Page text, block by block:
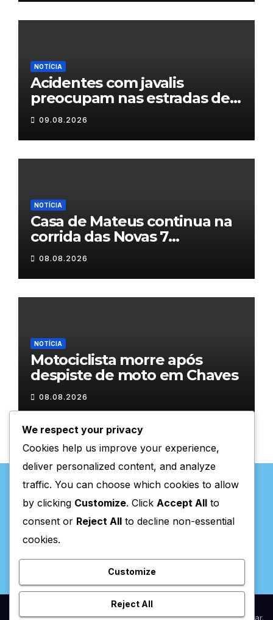
NOTÍCIA
Acidentes com javalis
preocupam nas estradas de
Trás-os-Montes
09.08.2026
NOTÍCIA
Casa de Mateus continua na
corrida das Novas 7
Maravilhas de Portugal
08.08.2026
NOTÍCIA
Motociclista morre após
despiste de moto em Chaves
08.08.2026
Valpaços Online
Proudly powered by WordPress|Theme:NewsupbyThemeansar.
We respect your privacy
Cookies help us improve your experience,
deliver personalized content, and analyze
traffic. You can choose which cookies to allow
by clicking Customize. Click Accept All to
consent or Reject All to decline non-essential
cookies.
Customize
Reject All